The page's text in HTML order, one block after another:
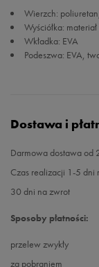
45 28,7
Wierzch:
Wyściółka:
Wkładka: EVA
Podeszwa: EVA,
Dostawa i
Darmowa dostawa od
Czas realizacji 1-5 dni
30 dni na zwrot
Sposoby płatności:
przelew zwykły
za pobraniem